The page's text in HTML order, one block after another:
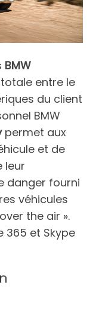
BMW
entre le
du client
BMW
permet aux
et de
leur
danger fourni
véhicules
the air ».
365 et Skype